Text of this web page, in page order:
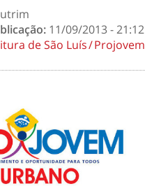
11/09/2013 - 21:12
de São Luís Projovem